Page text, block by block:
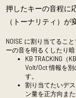
押したキーの音程に
（トーナリティ）が
NOISE に割り当てるこ
ーの音を明るくしたり
KB TRACKING（
Volt/Oct 情報を
す。
割り当てたいデ
ン量を正方向ま